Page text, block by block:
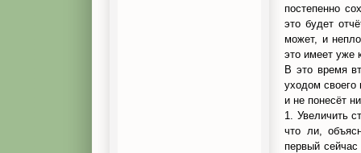
постепенно
это будет
может, и
это имеет уже
В это время
уходом своего
и не понесёт
1. Увеличить
что ли,
первый